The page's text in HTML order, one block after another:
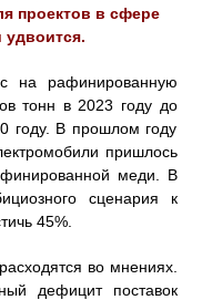
проектов в сфере
удвоится.
на рафинированную
тонн в 2023 году до
году. В прошлом году
пришлось
меди. В
сценария к
45%.
во мнениях.
дефицит поставок